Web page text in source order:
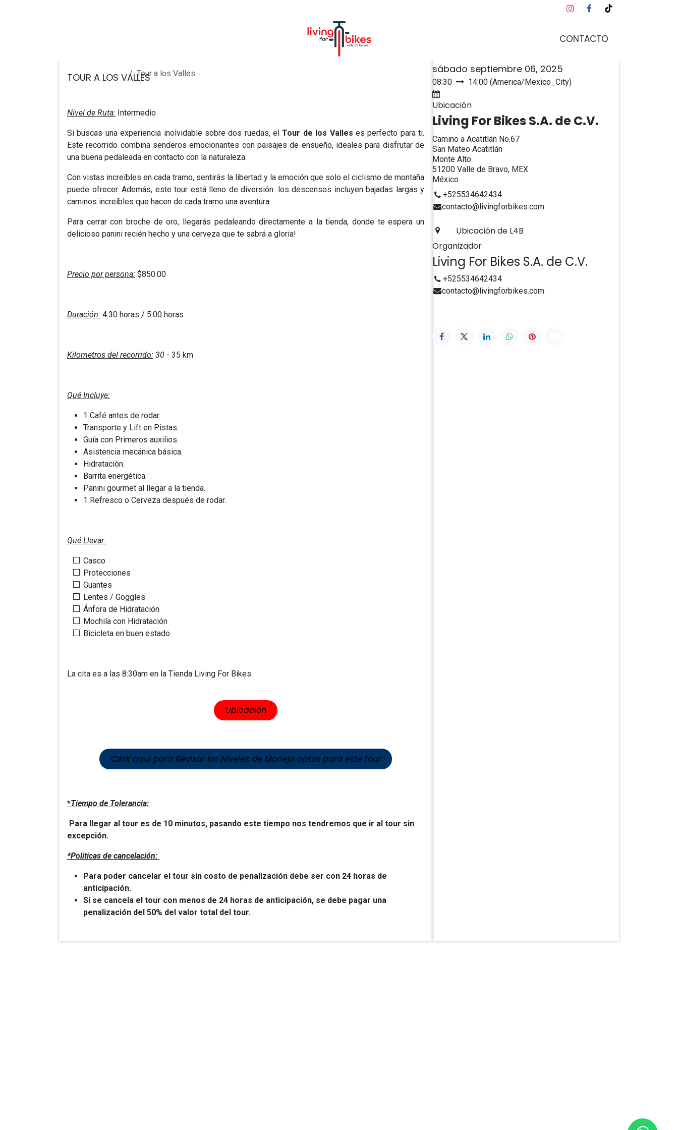
CONTACTO CONTACTO
Todos los eventos Tour a los Valles
TOUR A LOS VALLES
Nivel de Ruta: Intermedio
Si buscas una experiencia inolvidable sobre dos ruedas, elTour de los Valles es perfecto para ti.
Este recorrido combina senderos emocionantes con paisajes de ensueño, ideales para disfrutar de
una buena pedaleada en contacto con la naturaleza.
Con vistas increíbles en cada tramo, sentirás la libertad y la emoción que solo el ciclismo de montaña
puede ofrecer. Además, este tour está lleno de diversión: los descensos incluyen bajadas largas y
caminos increíbles que hacen de cada tramo una aventura.
Para cerrar con broche de oro, llegarás pedaleando directamente a la tienda, donde te espera un
delicioso panini recién hecho y una cerveza que te sabrá a gloria!
Precio por persona: $850.00
Duración: 4:30 horas / 5:00 horas
Kilometros del recorrido: 30 - 35 km
Qué Incluye:
1 Café antes de rodar.
Transporte y Lift en Pistas.
Guía con Primeros auxilios.
Asistencia mecánica básica.
Hidratación.
Barrita energética.
Panini gourmet al llegar a la tienda.
1 Refresco o Cerveza después de rodar.
Qué Llevar:
Casco
Protecciones
Guantes
Lentes / Goggles
Ánfora de Hidratación
Mochila con Hidratación
Bicicleta en buen estado
La cita es a las 8:30am en la Tienda Living For Bikes.
​​Ubicación
Click aquí para Revisar los Niveles de Manejo aptos para este tour
*Tiempo de Tolerancia:
Para llegar al tour es de 10 minutos, pasando este tiempo nos tendremos que ir al tour sin
excepción.
*Politicas de cancelación:
Para poder cancelar el tour sin costo de penalización debe ser con 24 horas de
anticipación.
Si se cancela el tour con menos de 24 horas de anticipación, se debe pagar una
penalización del 50% del valor total del tour.
sábado septiembre 06, 2025
08:30 14:00 (America/Mexico_City)
Ubicación
Living For Bikes S.A. de C.V.
Camino a Acatitlán No.67
San Mateo Acatitlán
Monte Alto
51200 Valle de Bravo, MEX
México
+525534642434
contacto@livingforbikes.com
Ubicación de L4B
Organizador
Living For Bikes S.A. de C.V.
+525534642434
contacto@livingforbikes.com